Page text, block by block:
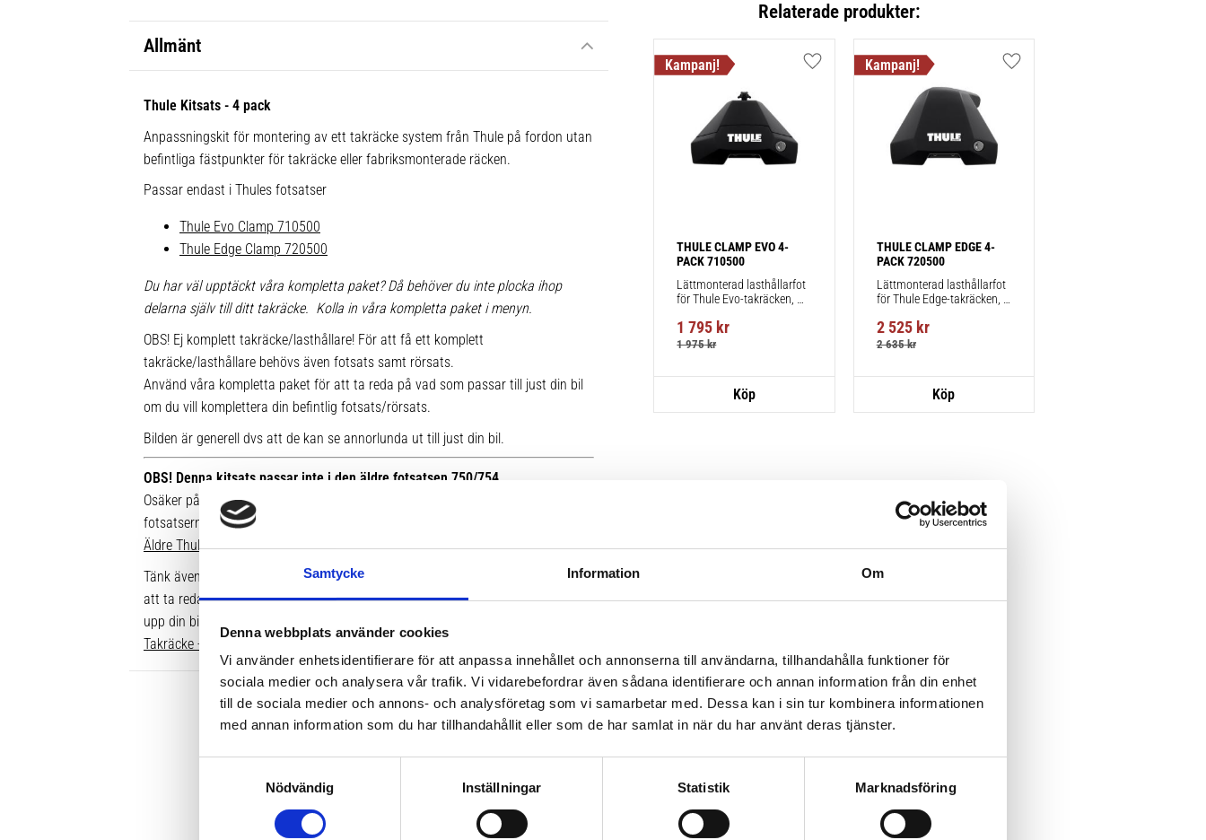
Samtycke Information Om
Denna webbplats använder cookies
Vi använder enhetsidentifierare för att anpassa innehållet och annonserna till användarna, tillhandahålla funktioner för
sociala medier och analysera vår trafik. Vi vidarebefordrar även sådana identifierare och annan information från din enhet
till de sociala medier och annons- och analysföretag som vi samarbetar med. Dessa kan i sin tur kombinera informationen
med annan information som du har tillhandahållit eller som de har samlat in när du har använt deras tjänster.
Nödvändig Inställningar Statistik Marknadsföring
Allmänt
Thule Kitsats - 4 pack
Anpassningskit för montering av ett takräcke system från Thule på fordon utan
befintliga fästpunkter för takräcke eller fabriksmonterade räcken.
Passar endast i Thules fotsatser
Thule Evo Clamp 710500
Thule Edge Clamp 720500
Du har väl upptäckt våra kompletta paket? Då behöver du inte plocka ihop
delarna själv till ditt takräcke. Kolla in våra kompletta paket i menyn.
OBS! Ej komplett takräcke/lasthållare! För att få ett komplett
takräcke/lasthållare behövs även fotsats samt rörsats.
Använd våra kompletta paket för att ta reda på vad som passar till just din bil
om du vill komplettera din befintlig fotsats/rörsats.
Bilden är generell dvs att de kan se annorlunda ut till just din bil.
OBS! Denna kitsats passar inte i den äldre fotsatsen 750/754.
Osäker på vilken fot du har sedan tidigare? Här kan du se bilder på de äldre
fotsatserna:
Äldre Thule fotsatser som inte går att komplettera med nya kitsatser >>
Tänk även på att dina rör över taket behöver vara i rätt längd. Enklaste sättet
att ta reda på vilken längd du ska ha är att gå till våra kompletta paket, leta
upp din bil. Där ser du enkelt vilken längd som passar.
Takräcke - kompletta paket >>
Relaterade produkter:
THULE CLAMP EVO 4-
PACK 710500
Lättmonterad lasthållarfot
för Thule Evo-takräcken,
fästpunkter för takräcke
eller fabriksmonterade
1 795 kr
1 975kr
Lägg till i favoriter
THULE CLAMP EDGE 4-
PACK 720500
Lättmonterad lasthållarfot
för Thule Edge-takräcken,
fästpunkter för takräcke
eller fabriksmonterade
2 525kr
2 635kr
Lägg till i favoriter